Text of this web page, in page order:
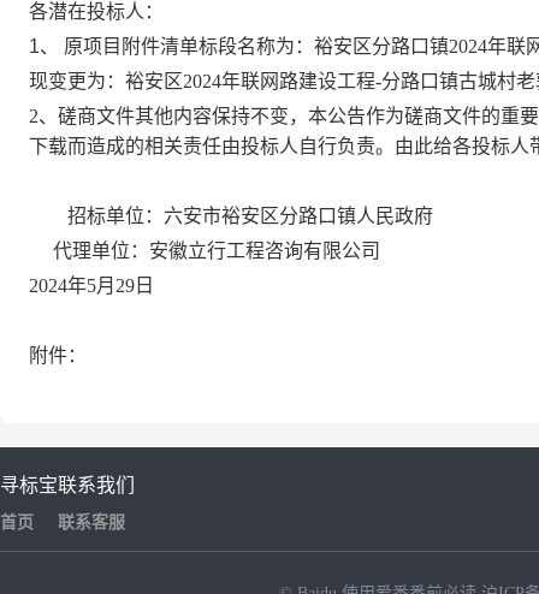
各潜在投标人：
1、
原项目附件清单标段名称为：裕安区分路口镇2024年联
现变更为： 裕安区2024年联网路建设工程-分路口镇古城村
2、磋商文件其他内容保持不变，本公告作为磋商文件的重
下载而造成的相关责任由投标人自行负责。由此给各投标人
招标单位：六安市裕安区分路口镇人民政府
代理单位：安徽立行工程咨询有限公司
2024年5月29 日
附件：
寻标宝
首页
联系我们
联系客服